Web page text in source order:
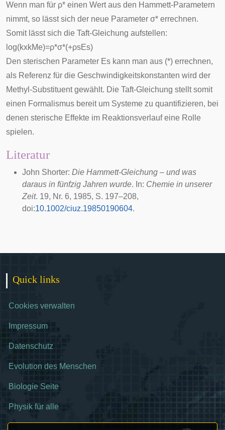
Wenn man für ρ* einen Wert aus den Hammett-Parametern
nimmt, so lässt sich der neue Parameter σ* errechnen.
Somit lässt sich die Taft-Gleichung aufstellen:
log(kxkMe)=ρ*σ*(+ρsEs)
Den sterischen Parameter Es kann man aus (*) errechnen,
als Referenz für die Geschwindigkeitskonstanten wird der
Methyl-Substituent gewählt. Die Taft-Gleichung stellt somit
einen Formalismus bereit um Systeme zu quantifizieren, bei
denen sterische Effekte im Reaktionsverlauf eine Rolle
spielen.
Literatur
John Shorter: Die Hammett-Gleichung – und was
daraus in fünfzig Jahren wurde. In: Chemie in unserer
Zeit. 19, Nr. 6, 1985, S. 197–208,
doi:10.1002/ciuz.19850190604.
Quick links
Cookies verwalten
Impressum
Datenschutz
Evolution des Menschen
Biologie Seite
Physik für alle